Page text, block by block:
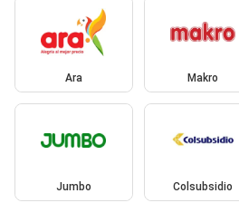
Ara Makro
Jumbo Colsubsidio